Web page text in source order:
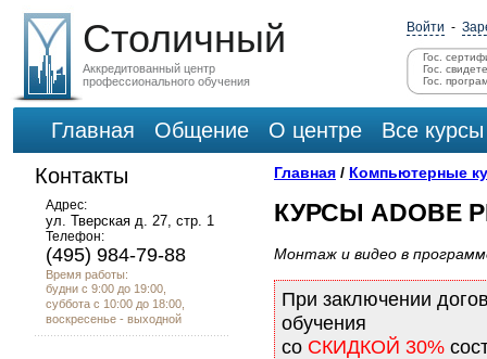
Столичный
Аккредитованный центр
профессионального обучения
Войти -
Гос.
Гос.
Гос.
Главная Общение О центре
Все курсы
Контакты
Адрес:
ул. Тверская д. 27, стр. 1
Телефон:
(495) 984-79-88
Время работы:
будни с 9:00 до 19:00,
суббота с 10:00 до 18:00,
воскресенье - выходной
Главная / Компьютерные
КУРСЫ ADOBE
Монтаж и видео в
При заключении
обучения
со СКИДКОЙ 30%